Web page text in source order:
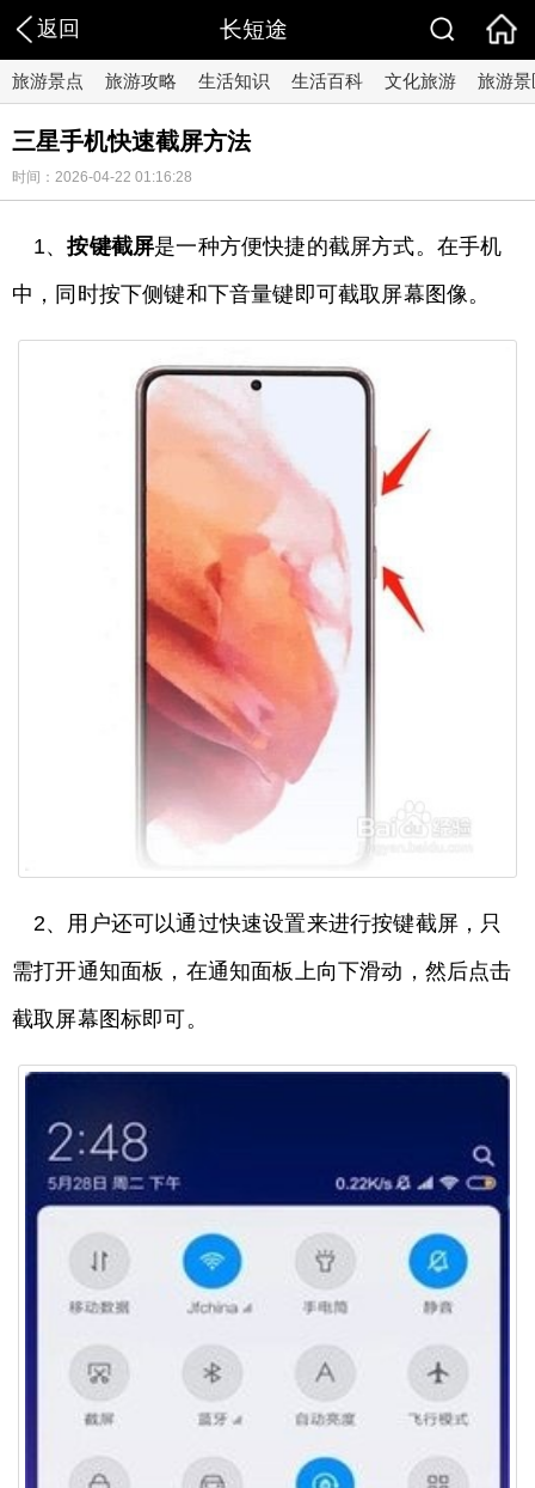
返回 长短途
旅游景点 旅游攻略 生活知识 生活百科 文化旅游 旅游景
三星手机快速截屏方法
时间：2026-04-22 01:16:28
1、按键截屏是一种方便快捷的截屏方式。在手机
中，同时按下侧键和下音量键即可截取屏幕图像。
2、用户还可以通过快速设置来进行按键截屏，只
需打开通知面板，在通知面板上向下滑动，然后点击
截取屏幕图标即可。